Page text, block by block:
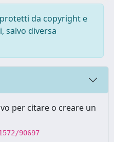
da copyright e
salvo diversa
per citare o creare un
90697